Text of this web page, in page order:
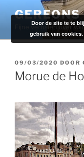
naar
inhoud
Fijne verhalen over
GEPLAATST
OP
09/03/2020 DOOR
Morue de
Door de site te te
gebruik van